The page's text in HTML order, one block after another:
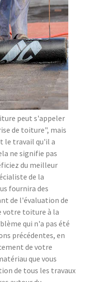
peut s'appeler
de toiture", mais
le travail qu'il a
ne signifie pas
du meilleur
de la
fournira des
de l'évaluation de
votre toiture à la
qui n'a pas été
précédentes, en
de votre
que vous
de tous les travaux